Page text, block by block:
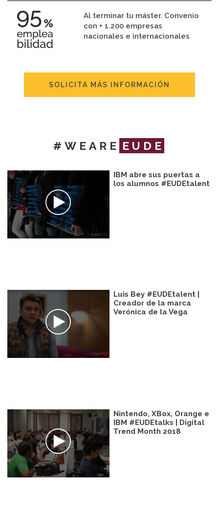
Al terminar tu máster. Convenio
con + 1.200 empresas
nacionales e internacionales
SOLICITA MÁS INFORMACIÓN
#WEARE EUDE
IBM abre sus puertas a
los alumnos #EUDEtalent
Luis Bey #EUDEtalent |
Creador de la marca
Verónica de la Vega
Nintendo, XBox, Orange e
IBM #EUDEtalks | Digital
Trend Month 2018